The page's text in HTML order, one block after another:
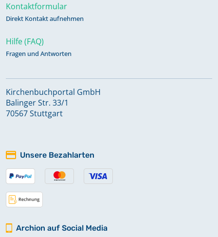
Kontaktformular
Direkt Kontakt aufnehmen
Hilfe (FAQ)
Fragen und Antworten
Kirchenbuchportal GmbH
Balinger Str. 33/1
70567 Stuttgart
Unsere Bezahlarten
Archion auf Social Media